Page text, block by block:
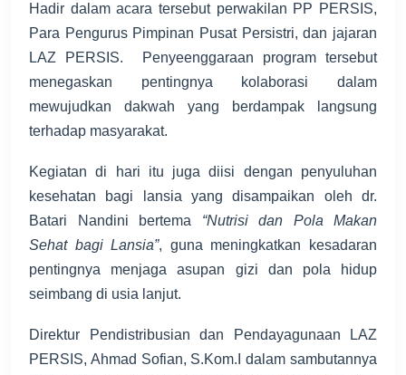
Hadir dalam acara tersebut perwakilan PP PERSIS,
Para Pengurus Pimpinan Pusat Persistri, dan jajaran
LAZ PERSIS. Penyeenggaraan program tersebut
menegaskan pentingnya kolaborasi dalam
mewujudkan dakwah yang berdampak langsung
terhadap masyarakat.
Kegiatan di hari itu juga diisi dengan penyuluhan
kesehatan bagi lansia yang disampaikan oleh dr.
Batari Nandini bertema “Nutrisi dan Pola Makan
Sehat bagi Lansia”, guna meningkatkan kesadaran
pentingnya menjaga asupan gizi dan pola hidup
seimbang di usia lanjut.
Direktur Pendistribusian dan Pendayagunaan LAZ
PERSIS, Ahmad Sofian, S.Kom.I dalam sambutannya